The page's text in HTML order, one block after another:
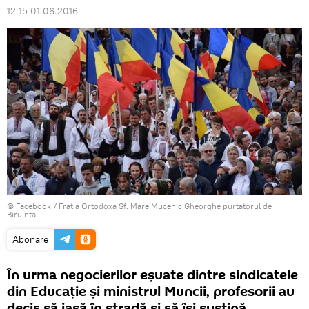
12:15 01.06.2016
© Facebook / Fratia Ortodoxa Sf. Mare Mucenic Gheorghe purtatorul de
Biruinta
Abonare
În urma negocierilor eșuate dintre sindicatele
din Educație și ministrul Muncii, profesorii au